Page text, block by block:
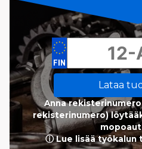
Lataa
Anna
rekisterinumero)
ⓘ Lue lisää työkalun